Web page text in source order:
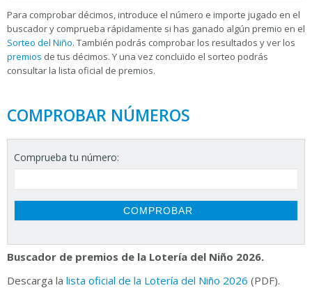
Para comprobar décimos, introduce el número e importe jugado en el
buscador y comprueba rápidamente si has ganado algún premio en el
Sorteo del Niño. También podrás comprobar los resultados y ver los
premios de tus décimos. Y una vez concluido el sorteo podrás
consultar la lista oficial de premios.
COMPROBAR NÚMEROS
Comprueba tu número:
Buscador de premios de la Lotería del Niño 2026.
Descarga la lista oficial de la Lotería del Niño 2026 (PDF).